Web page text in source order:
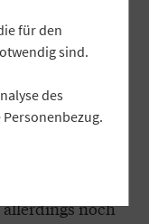
eine
Jahre hatte
mit einer
der
seiner
Auch ein erster
Die
noch
für den
sind.
des